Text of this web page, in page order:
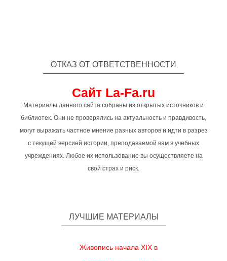
ОТКАЗ ОТ ОТВЕТСТВЕННОСТИ
Сайт La-Fa.ru
Материалы данного сайта собраны из открытых источников и
библиотек. Они не проверялись на актуальность и правдивость,
могут выражать частное мнение разных авторов и идти в разрез
с текущей версией истории, преподаваемой вам в учебных
учреждениях. Любое их использование вы осуществляете на
свой страх и риск.
ЛУЧШИЕ МАТЕРИАЛЫ
Живопись начала XIX в